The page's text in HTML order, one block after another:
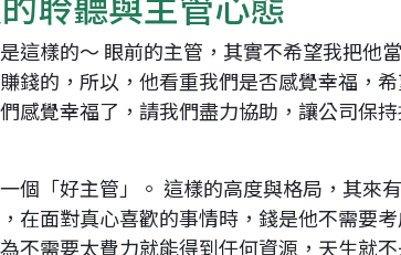
這樣的～ 眼前的主管，其實不希望我把他
錢的，所以，他看重我們是否感覺幸福，
感覺幸福了，請我們盡力協助，讓公司保
個「好主管」。 這樣的高度與格局，其來
在面對真心喜歡的事情時，錢是他不需要
不需要太費力就能得到任何資源，天生就